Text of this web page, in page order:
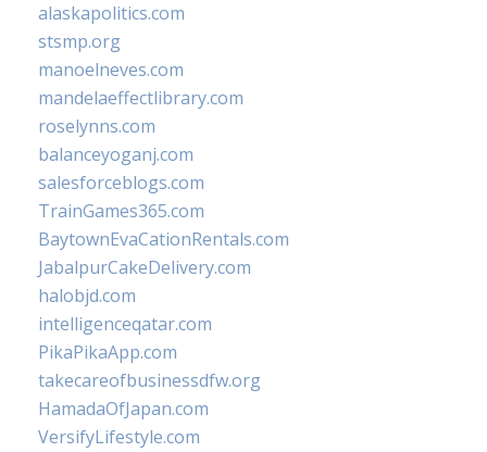
alaskapolitics.com
stsmp.org
manoelneves.com
mandelaeffectlibrary.com
roselynns.com
balanceyoganj.com
salesforceblogs.com
TrainGames365.com
BaytownEvaCationRentals.com
JabalpurCakeDelivery.com
halobjd.com
intelligenceqatar.com
PikaPikaApp.com
takecareofbusinessdfw.org
HamadaOfJapan.com
VersifyLifestyle.com